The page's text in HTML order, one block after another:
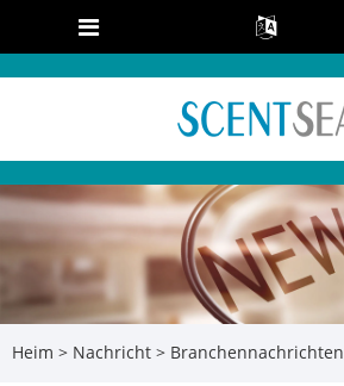
Heim > Nachricht > Branchennachrichten